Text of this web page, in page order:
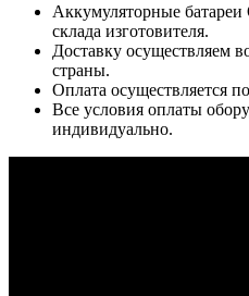
Аккумуляторные
склада изготовителя.
Доставку осуществляем
страны.
Оплата осуществляется
Все условия оплаты
индивидуально.